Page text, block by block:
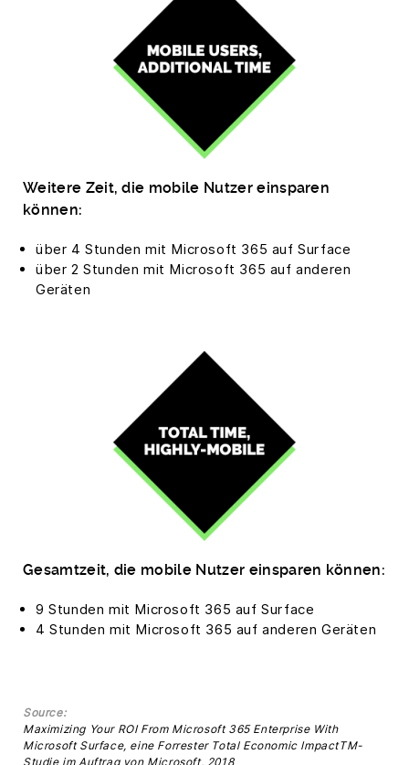
Weitere Zeit, die mobile Nutzer einsparen
können:
über 4 Stunden mit Microsoft 365 auf Surface
über 2 Stunden mit Microsoft 365 auf anderen
Geräten
Gesamtzeit, die mobile Nutzer einsparen können:
9 Stunden mit Microsoft 365 auf Surface
4 Stunden mit Microsoft 365 auf anderen Geräten
Source:
Maximizing Your ROI From Microsoft 365 Enterprise With
Microsoft Surface, eine Forrester Total Economic ImpactTM-
Studie im Auftrag von Microsoft, 2018